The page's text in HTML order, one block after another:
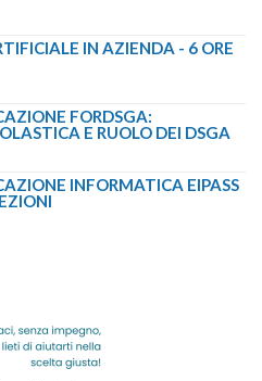
IN AZIENDA - 6 ORE
FORDSGA:
E RUOLO DEI DSGA
INFORMATICA EIPASS